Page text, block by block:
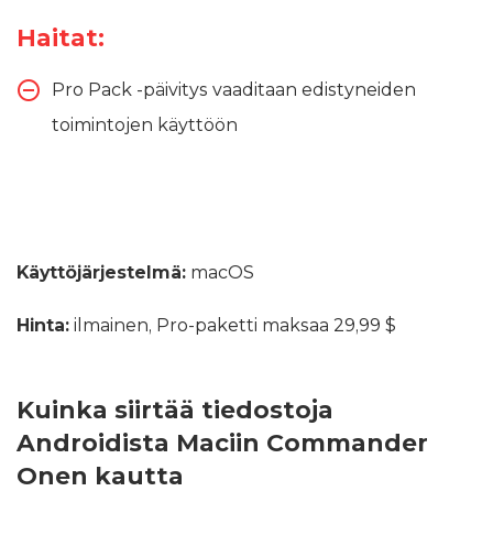
Haitat:
Pro Pack -päivitys vaaditaan edistyneiden
toimintojen käyttöön
Käyttöjärjestelmä: macOS
Hinta: ilmainen, Pro-paketti maksaa 29,99 $
Kuinka siirtää tiedostoja
Androidista Maciin Commander
Onen kautta